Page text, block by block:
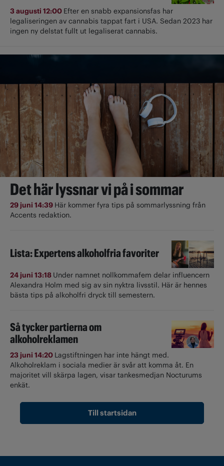
3 augusti 12:00 Efter en snabb expansionsfas har
legaliseringen av cannabis tappat fart i USA. Sedan 2023 har
ingen ny delstat fullt ut ­legaliserat cannabis.
Det här lyssnar vi på i sommar
29 juni 14:39 Här kommer fyra tips på sommarlyssning från
Accents redaktion.
Lista: Expertens alkoholfria favoriter
24 juni 13:18 Under namnet nollkommafem delar influencern
Alexandra Holm med sig av sin nyktra livsstil. Här är hennes
bästa tips på alkoholfri dryck till semestern.
Så tycker partierna om
alkoholreklamen
23 juni 14:20 Lagstiftningen har inte hängt med.
Alkoholreklam i sociala medier är svår att komma åt. En
majoritet vill skärpa lagen, visar tankesmedjan Nocturums
enkät.
Till startsidan